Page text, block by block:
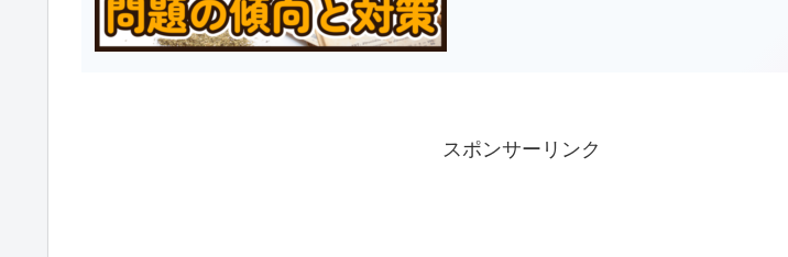
スポンサーリンク